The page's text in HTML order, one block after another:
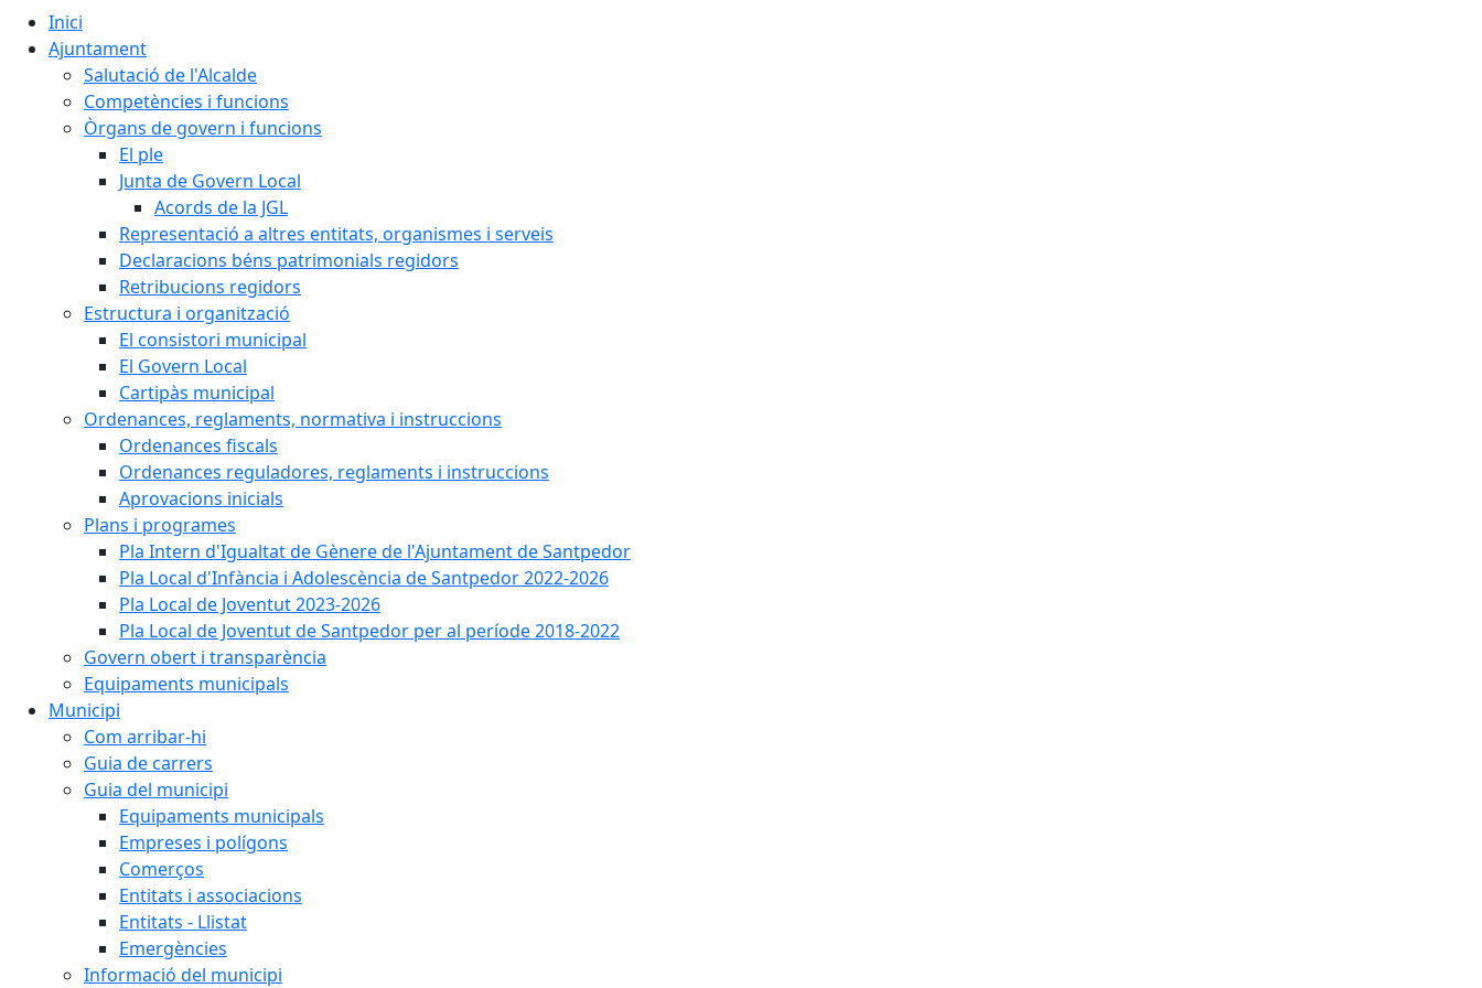
Inici
Ajuntament
Salutació de l'Alcalde
Competències i funcions
Òrgans de govern i funcions
El ple
Junta de Govern Local
Acords de la JGL
Representació a altres entitats, organismes i serveis
Declaracions béns patrimonials regidors
Retribucions regidors
Estructura i organització
El consistori municipal
El Govern Local
Cartipàs municipal
Ordenances, reglaments, normativa i instruccions
Ordenances fiscals
Ordenances reguladores, reglaments i instruccions
Aprovacions inicials
Plans i programes
Pla Intern d'Igualtat de Gènere de l'Ajuntament de Santpedor
Pla Local d'Infància i Adolescència de Santpedor 2022-2026
Pla Local de Joventut 2023-2026
Pla Local de Joventut de Santpedor per al període 2018-2022
Govern obert i transparència
Equipaments municipals
Municipi
Com arribar-hi
Guia de carrers
Guia del municipi
Equipaments municipals
Empreses i polígons
Comerços
Entitats i associacions
Entitats - Llistat
Emergències
Informació del municipi